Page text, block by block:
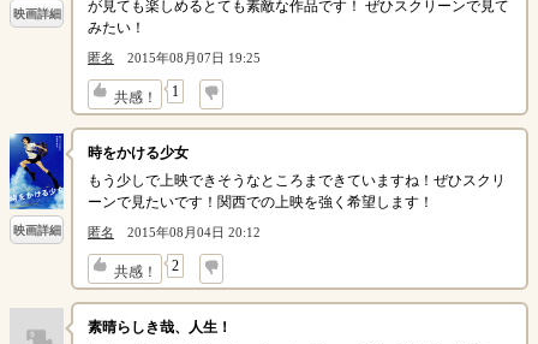
映画詳細
が見ても楽しめるとても素敵な作品です！ ぜひスクリーンで見て
みたい！
匿名 2015年08月07日 19:25
共感！ 1
↓
映画詳細
時をかける少女
もう少しで上映できそうなところまできていますね！ぜひスクリ
ーンで見たいです！関西での上映を強く希望します！
匿名 2015年08月04日 20:12
共感！ 2
↓
素晴らしき哉、人生！